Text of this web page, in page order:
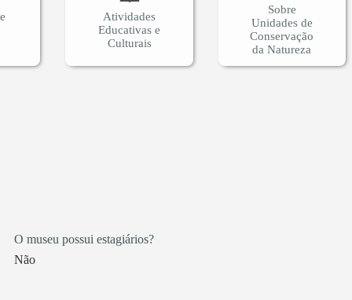
O museu possui estagiários?
Não
Atividades
Educativas e
Culturais
Sobre
Unidades de
Conservação
da Natureza